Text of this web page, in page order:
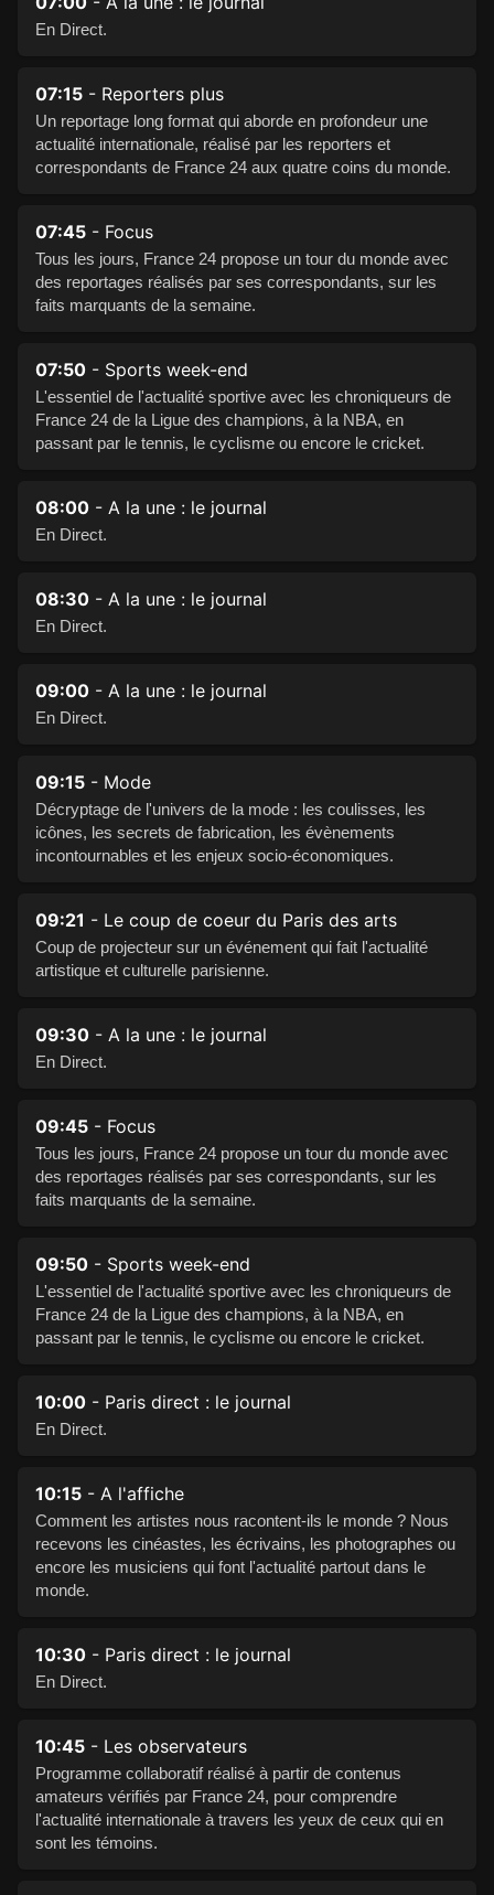
En Direct.
07:15 - Reporters plus
Un reportage long format qui aborde en profondeur une
actualité internationale, réalisé par les reporters et
correspondants de France 24 aux quatre coins du monde.
07:45 - Focus
Tous les jours, France 24 propose un tour du monde avec
des reportages réalisés par ses correspondants, sur les
faits marquants de la semaine.
07:50 - Sports week-end
L'essentiel de l'actualité sportive avec les chroniqueurs de
France 24 de la Ligue des champions, à la NBA, en
passant par le tennis, le cyclisme ou encore le cricket.
08:00 - A la une : le journal
En Direct.
08:30 - A la une : le journal
En Direct.
09:00 - A la une : le journal
En Direct.
09:15 - Mode
Décryptage de l'univers de la mode : les coulisses, les
icônes, les secrets de fabrication, les évènements
incontournables et les enjeux socio-économiques.
09:21 - Le coup de coeur du Paris des arts
Coup de projecteur sur un événement qui fait l'actualité
artistique et culturelle parisienne.
09:30 - A la une : le journal
En Direct.
09:45 - Focus
Tous les jours, France 24 propose un tour du monde avec
des reportages réalisés par ses correspondants, sur les
faits marquants de la semaine.
09:50 - Sports week-end
L'essentiel de l'actualité sportive avec les chroniqueurs de
France 24 de la Ligue des champions, à la NBA, en
passant par le tennis, le cyclisme ou encore le cricket.
10:00 - Paris direct : le journal
En Direct.
10:15 - A l'affiche
Comment les artistes nous racontent-ils le monde ? Nous
recevons les cinéastes, les écrivains, les photographes ou
encore les musiciens qui font l'actualité partout dans le
monde.
10:30 - Paris direct : le journal
En Direct.
10:45 - Les observateurs
Programme collaboratif réalisé à partir de contenus
amateurs vérifiés par France 24, pour comprendre
l'actualité internationale à travers les yeux de ceux qui en
sont les témoins.